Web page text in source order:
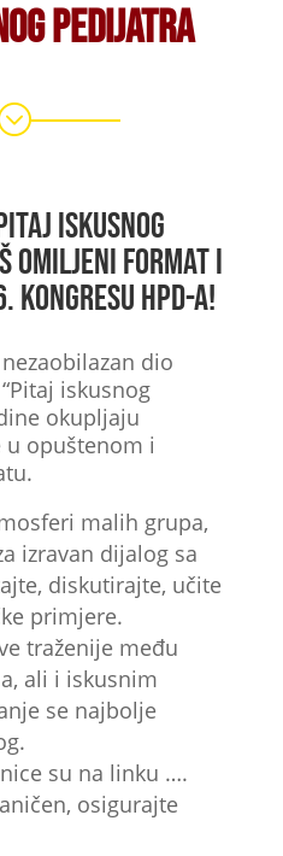
pedijatra
iskusnog
omiljeni format i
Kongresu HPD-a!
dio
iskusnog
okupljaju
u opuštenom i
malih grupa,
izravan dijalog sa
diskutirajte, učite
primjere.
traženije među
ali i iskusnim
se najbolje
su na linku ….
osigurajte